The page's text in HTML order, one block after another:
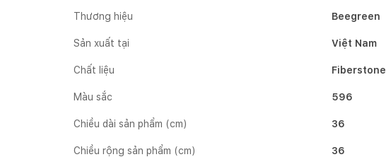
Thương hiệu Beegreen
Sản xuất tại Việt Nam
Chất liệu Fiberstone
Màu sắc 596
Chiều dài sản phẩm (cm) 36
Chiều rộng sản phẩm (cm) 36